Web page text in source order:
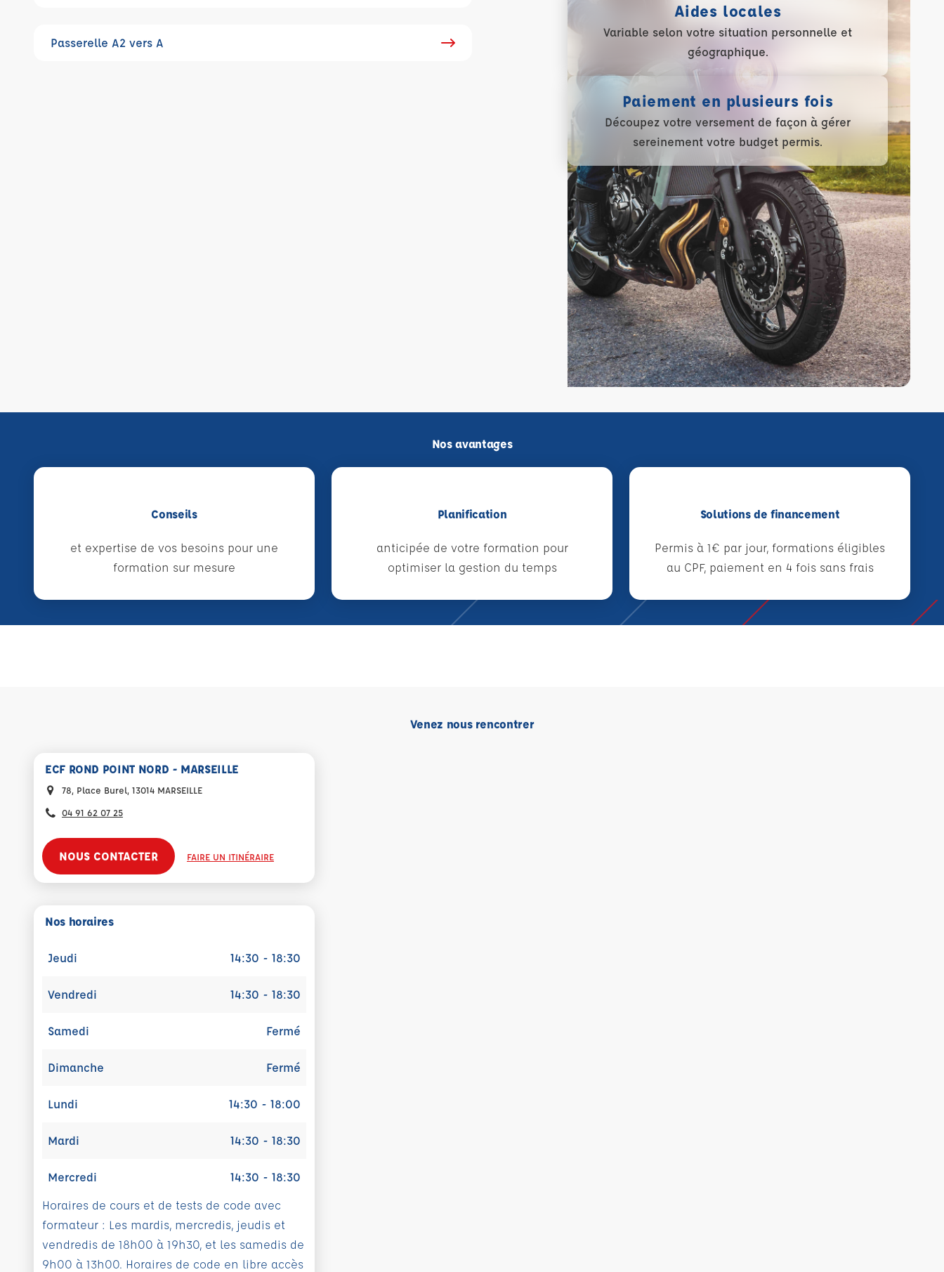
Passerelle A2 vers A
Aides locales
Variable selon votre situation personnelle et
géographique.
Paiement en plusieurs fois
Découpez votre versement de façon à gérer
sereinement votre budget permis.
Nos avantages
Conseils
et expertise de vos besoins pour une
formation sur mesure
Planification
anticipée de votre formation pour
optimiser la gestion du temps
Solutions de financement
Permis à 1€ par jour, formations éligibles
au CPF, paiement en 4 fois sans frais
Venez nous rencontrer
ECF ROND POINT NORD - MARSEILLE
78, Place Burel, 13014 MARSEILLE
04 91 62 07 25
NOUS CONTACTER FAIRE UN ITINÉRAIRE
Nos horaires
Jeudi 14:30 - 18:30
Vendredi 14:30 - 18:30
Samedi Fermé
Dimanche Fermé
Lundi 14:30 - 18:00
Mardi 14:30 - 18:30
Mercredi
14:30 - 18:30
Horaires de cours et de tests de code avec
formateur : Les mardis, mercredis, jeudis et
vendredis de 18h00 à 19h30, et les samedis de
9h00 à 13h00. Horaires de code en libre accès